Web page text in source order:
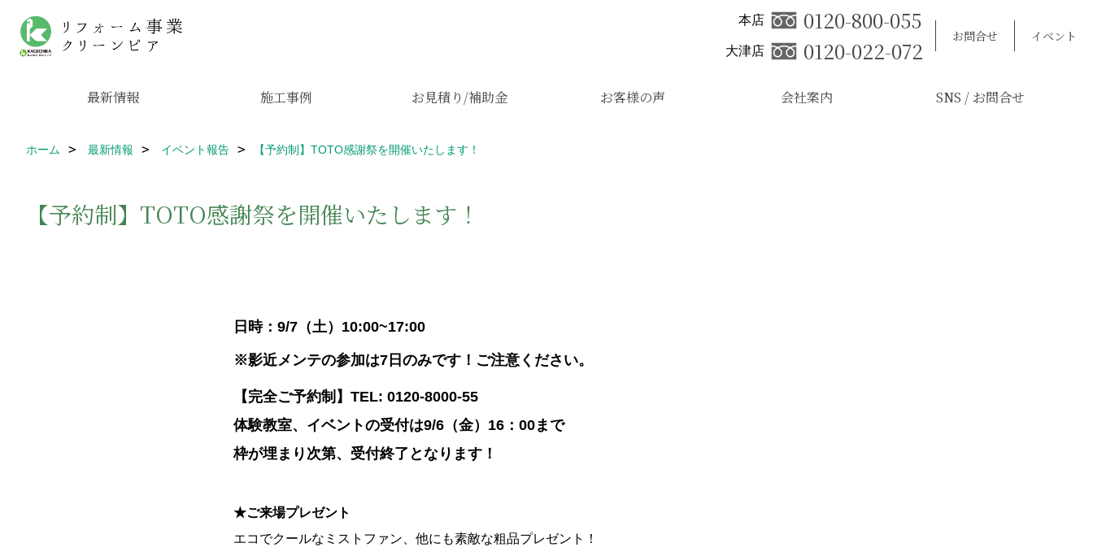
本店 0120-800-055
大津店 0120-022-072
お問合せ イベント
最新情報 施工事例 お見積り/補助金 お客様の声 会社案内 SNS / お問合せ
ホーム 最新情報 イベント報告 【予約制】TOTO感謝祭を開催いたします！
【予約制】TOTO感謝祭を開催いたします！
日時：9/7（土）10:00~17:00
※影近メンテの参加は7日のみです！ご注意ください。
【完全ご予約制】TEL: 0120-8000-55
体験教室、イベントの受付は9/6（金）16：00まで
枠が埋まり次第、受付終了となります！
★ご来場プレゼント
エコでクールなミストファン、他にも素敵な粗品プレゼント！